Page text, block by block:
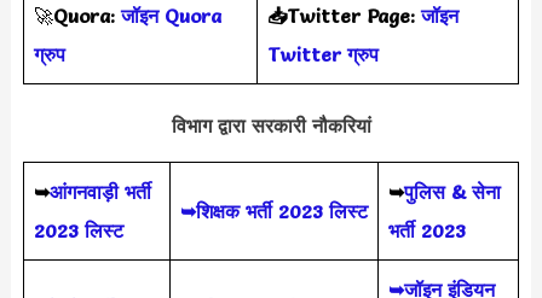
🚀Quora:जॉइन Quora
ग्रुप
📥Twitter Page:जॉइन
Twitter ग्रुप
विभाग द्वारा सरकारी नौकरियां
➥आंगनवाड़ी भर्ती
2023 लिस्ट
➥शिक्षक भर्ती 2023 लिस्ट
➥पुलिस & सेना
भर्ती 2023
➥जॉइन इंडियन